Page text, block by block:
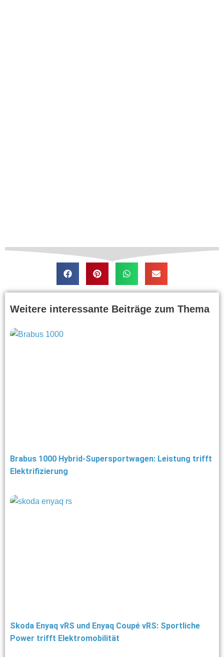
Weitere interessante Beiträge zum Thema
Brabus 1000 Hybrid-Supersportwagen: Leistung trifft
Elektrifizierung
Skoda Enyaq vRS und Enyaq Coupé vRS: Sportliche
Power trifft Elektromobilität